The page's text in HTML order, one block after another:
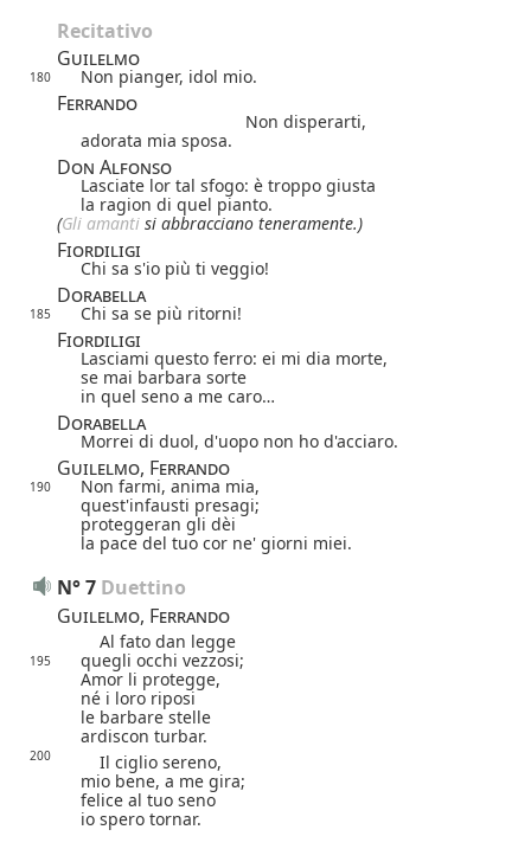
Recitativo
Guilelmo
180 Non pianger, idol mio.
Ferrando
Non disperarti,
adorata mia sposa.
Don Alfonso
Lasciate lor tal sfogo: è troppo giusta
la ragion di quel pianto.
(Gli amanti si abbracciano teneramente.)
Fiordiligi
Chi sa s'io più ti veggio!
Dorabella
185 Chi sa se più ritorni!
Fiordiligi
Lasciami questo ferro: ei mi dia morte,
se mai barbara sorte
in quel seno a me caro…
Dorabella
Morrei di duol, d'uopo non ho d'acciaro.
Guilelmo, Ferrando
190
Non farmi, anima mia,
quest'infausti presagi;
proteggeran gli dèi
la pace del tuo cor ne' giorni miei.
N° 7 Duettino
Guilelmo, Ferrando
Al fato dan legge
195
quegli occhi vezzosi;
Amor li protegge,
né i loro riposi
le barbare stelle
ardiscon turbar.
200
Il ciglio sereno,
mio bene, a me gira;
felice al tuo seno
io spero tornar.